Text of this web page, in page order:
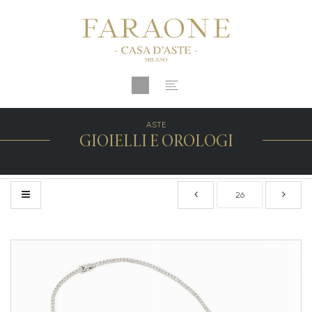
ASTE
GIOIELLI E OROLOGI